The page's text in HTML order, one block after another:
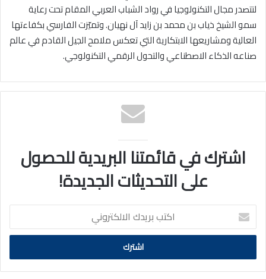
لتتصدر مجال التكنولوجيا في رواد الشباب العربي المقام تحت رعاية
سمو الشيخ ذياب بن محمد بن زايد آل نهيان. وتميّزت الفارسي بكفاءتها
العالية ومشاريعها الابتكارية التي تعكس ملامح الجيل القادم في عالم
صناعه الذكاء الاصطناعي والتحول الرقمي التكنولوجي.
اشترك في قائمتنا البريدية للحصول
على التحديثات الجديدة!
اكتب
بريدك
الالكتروني